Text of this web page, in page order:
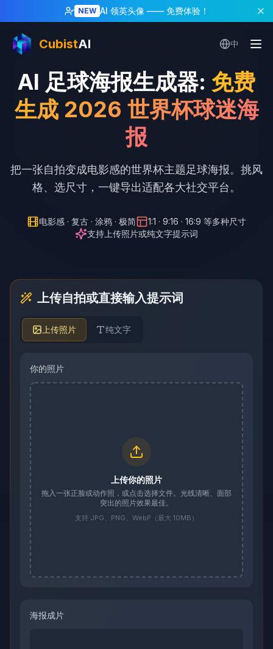
NEW AI 领英头像 —— 免费体验！
CubistAI 中
AI 足球海报生成器: 免费
生成 2026 世界杯球迷海
报
把一张自拍变成电影感的世界杯主题足球海报。挑风
格、选尺寸，一键导出适配各大社交平台。
电影感 · 复古 · 涂鸦 · 极简
1:1 · 9:16 · 16:9 等多种尺寸
支持上传照片或纯文字提示词
上传自拍或直接输入提示词
上传照片 纯文字
你的照片
上传你的照片
拖入一张正脸或动作照，或点击选择文件。光线清晰、面部
突出的照片效果最佳。
支持 JPG、PNG、WebP（最大 10MB）
海报成片